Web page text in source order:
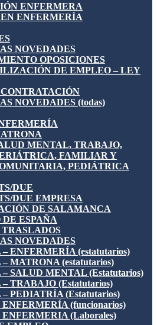
ENFERMERA
ENFERMERÍA
NOVEDADES
OPOSICIONES
DE EMPLEO – LEY
NOVEDADES (todas)
MENTAL, TRABAJO,
FAMILIAR Y
PEDIÁTRICA
DUE
DUE EMPRESA
DE SALAMANCA
DE ESPAÑA
TRASLADOS
NOVEDADES
ENFERMERÍA (estatutarios)
MATRONA (estatutarios)
SALUD MENTAL (Estatutarios)
TRABAJO (Estatutarios)
PEDIATRÍA (Estatutarios)
(funcionarios)
(Laborales)